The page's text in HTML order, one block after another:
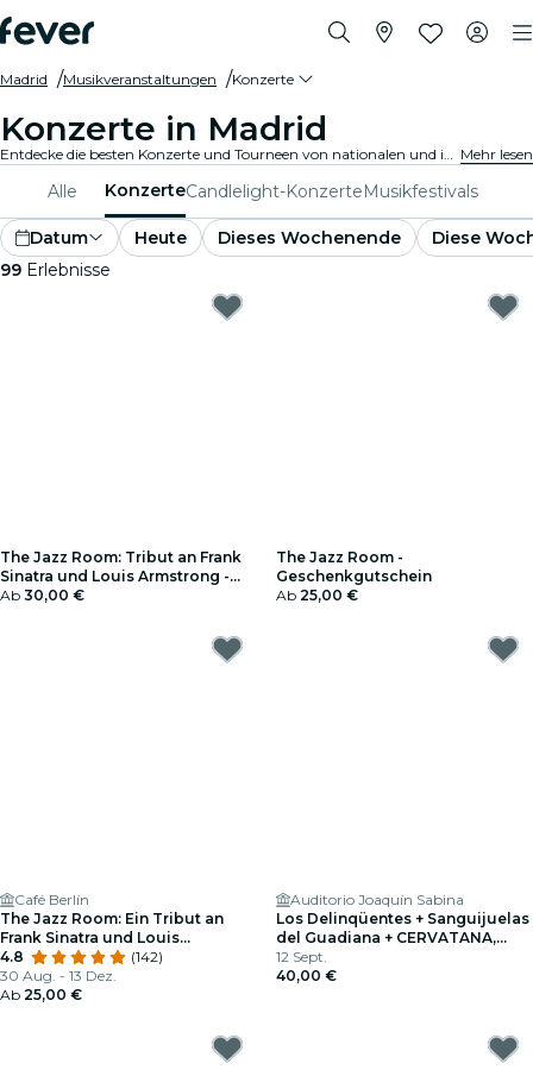
Madrid Musikveranstaltungen Konzerte
Konzerte in Madrid
Entdecke die besten Konzerte und Tourneen von nationalen und internationalen Künstlern in Madrid, hole Dir Deine Tickets auf Fever und genieße Top-Musik! Mehr lesen
Alle KonzerteCandlelight-KonzerteMusikfestivals
Datum Heute Dieses Wochenende
Diese
99 Erlebnisse
The Jazz Room: Tribut an Frank
Sinatra und Louis Armstrong -
Geschenkgutschein
Ab 30,00 €
The Jazz Room -
Geschenkgutschein
Ab 25,00 €
Café Berlín
The Jazz Room: Ein Tribut an
Frank Sinatra und Louis
Armstrong
4.8
(142)
30 Aug. - 13 Dez.
Ab 25,00 €
Auditorio Joaquín Sabina
Los Delinqüentes + Sanguijuelas
del Guadiana + CERVATANA,
Fuenlabrada 2026
12 Sept.
40,00 €